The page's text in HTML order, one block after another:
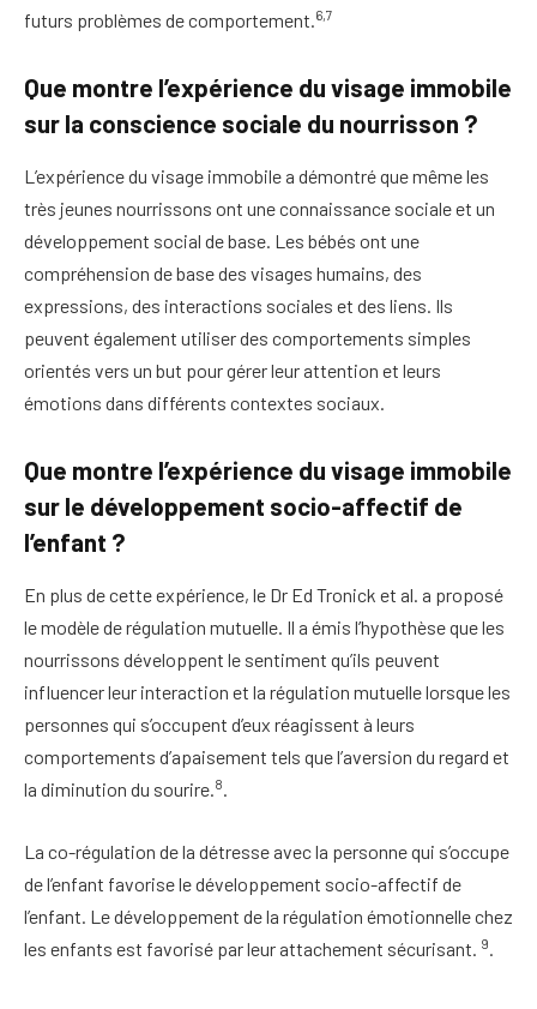
futurs problèmes de comportement.6,7
Que montre l’expérience du visage immobile
sur la conscience sociale du nourrisson ?
L’expérience du visage immobile a démontré que même les
très jeunes nourrissons ont une connaissance sociale et un
développement social de base. Les bébés ont une
compréhension de base des visages humains, des
expressions, des interactions sociales et des liens. Ils
peuvent également utiliser des comportements simples
orientés vers un but pour gérer leur attention et leurs
émotions dans différents contextes sociaux.
Que montre l’expérience du visage immobile
sur le développement socio-affectif de
l’enfant ?
En plus de cette expérience, le Dr Ed Tronick et al. a proposé
le modèle de régulation mutuelle. Il a émis l’hypothèse que les
nourrissons développent le sentiment qu’ils peuvent
influencer leur interaction et la régulation mutuelle lorsque les
personnes qui s’occupent d’eux réagissent à leurs
comportements d’apaisement tels que l’aversion du regard et
la diminution du sourire.8.
La co-régulation de la détresse avec la personne qui s’occupe
de l’enfant favorise le développement socio-affectif de
l’enfant. Le développement de la régulation émotionnelle chez
les enfants est favorisé par leur attachement sécurisant.
9